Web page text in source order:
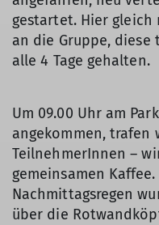
gestartet. Hier
an die Gruppe,
alle 4 Tage gehalten.
Um 09.00 Uhr am
angekommen, trafen
TeilnehmerInnen –
gemeinsamen
Nachmittagsregen
über die